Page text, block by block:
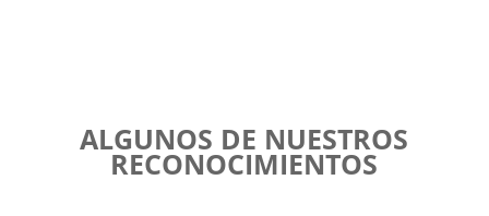
ALGUNOS DE NUESTROS
RECONOCIMIENTOS